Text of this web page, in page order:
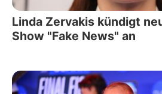
Linda Zervakis kündigt
Show "Fake News" an